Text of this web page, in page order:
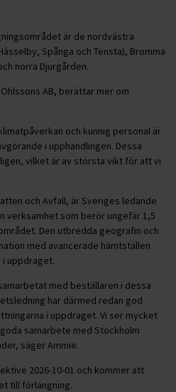
är de nordvästra
Spånga och Tensta), Bromma
norra Djurgården.
AB, berättar mer om
och kunnig personal är
i upphandlingen. Dessa
vilket är av största vikt för att vi
och Avfall, är Sveriges ledande
verksamhet som berör ungefär 1,5
Den utbredda geografin och
med avancerade hämtställen
uppdraget.
med beställaren i dessa
har därmed redan god
i uppdraget. Vi ser mycket
samarbete med Stockholm
säger Ammie.
2026-10-01 och kommer att
till förlängning.